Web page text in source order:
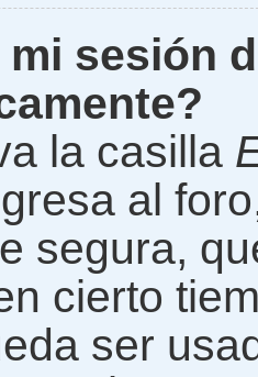
mi sesión
la casilla
al
segura,
cierto
ser